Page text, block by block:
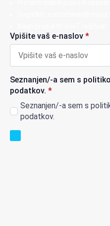
Vpišite vaš e-naslov *
Seznanjen/-a sem s
podatkov. *
Seznanjen/-a sem s
podatkov.